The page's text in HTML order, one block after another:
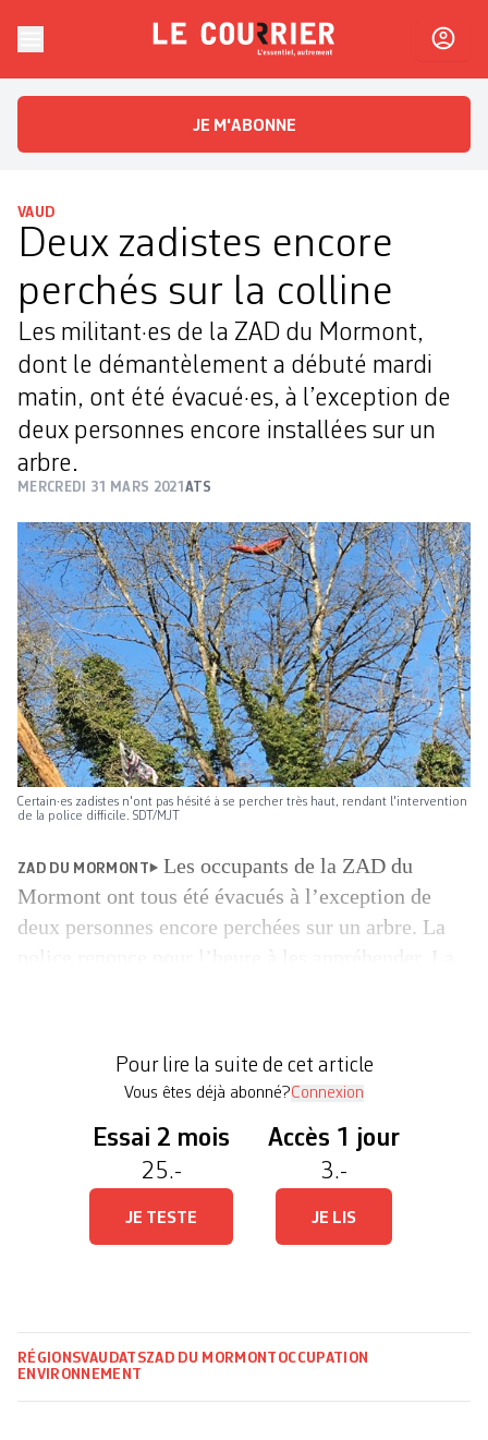
Le CourrierL'essentiel, autrement
JE M'ABONNE
VAUD
Deux zadistes encore
perchés sur la colline
Les militant·es de la ZAD du Mormont,
dont le démantèlement a débuté mardi
matin, ont été évacué·es, à l’exception de
deux personnes encore installées sur un
arbre.
MERCREDI 31 MARS 2021 ATS
Certain·es zadistes n'ont pas hésité à se percher très haut, rendant l'intervention
de la police difficile. SDT/MJT
ZAD DU MORMONT
Les occupants de la ZAD du
Mormont ont tous été évacués à l’exception de
deux personnes encore perchées sur un arbre. La
perchées dans […]
Pour lire la suite de cet article
Vous êtes déjà abonné?Connexion
Essai 2 mois
25.-
JE TESTE
Accès 1 jour
3.-
JE LIS
RÉGIONSVAUDATSZAD DU MORMONT OCCUPATION
ENVIRONNEMENT